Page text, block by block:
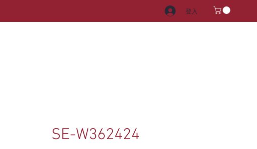
登入
SE-W362424